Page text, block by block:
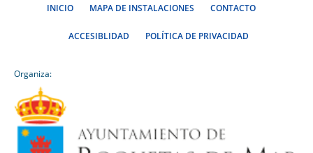
INICIO MAPA DE INSTALACIONES CONTACTO
ACCESIBLIDAD POLÍTICA DE PRIVACIDAD
Organiza: